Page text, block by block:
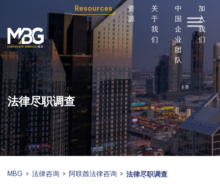
Resources
资
源
关
于
我
们
中
国
企
业
团
队
加
入
我
们
法律尽职调查
MBG > 法律咨询 > 阿联酋法律咨询 > 法律尽职调查